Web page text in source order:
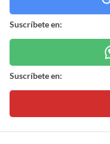
Suscríbete en:
Suscríbete en: